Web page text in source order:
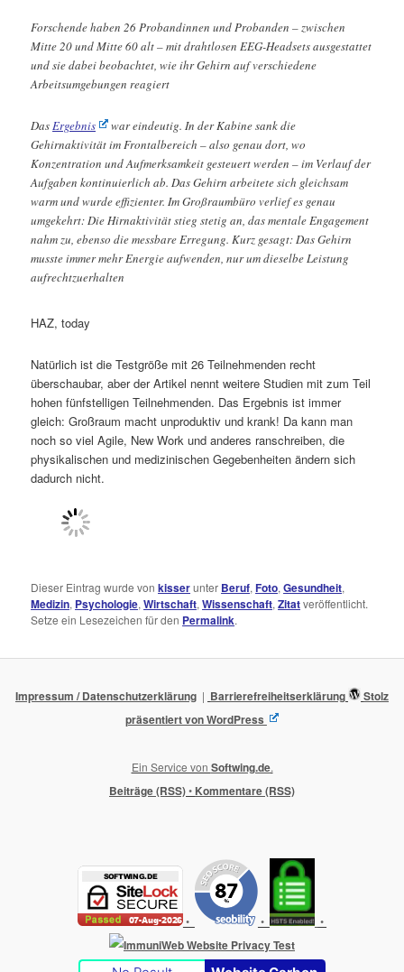
Forschende haben 26 Probandinnen und Probanden – zwischen
Mitte 20 und Mitte 60 alt – mit drahtlosen EEG-Headsets ausgestattet
und sie dabei beobachtet, wie ihr Gehirn auf verschiedene
Arbeitsumgebungen reagiert
DasErgebnis
war eindeutig. In der Kabine sank die
Gehirnaktivität im Frontalbereich – also genau dort, wo
Konzentration und Aufmerksamkeit gesteuert werden – im Verlauf der
Aufgaben kontinuierlich ab. Das Gehirn arbeitete sich gleichsam
warm und wurde effizienter. Im Großraumbüro verlief es genau
umgekehrt: Die Hirnaktivität stieg stetig an, das mentale Engagement
nahm zu, ebenso die messbare Erregung. Kurz gesagt: Das Gehirn
musste immer mehr Energie aufwenden, nur um dieselbe Leistung
aufrechtzuerhalten
HAZ, today
Natürlich ist die Testgröße mit 26 Teilnehmenden recht
überschaubar, aber der Artikel nennt weitere Studien mit zum Teil
hohen fünfstelligen Teilnehmenden. Das Ergebnis ist immer
gleich: Großraum macht unproduktiv und krank! Da kann man
noch so viel Agile, New Work und anderes ranschreiben, die
physikalischen und medizinischen Gegebenheiten ändern sich
dadurch nicht.
Dieser Eintrag wurde vonkisserunter Beruf,Foto,Gesundheit,
Medizin, Psychologie,Wirtschaft,Wissenschaft,Zitatveröffentlicht.
Setze ein Lesezeichen für den Permalink.
Impressum / Datenschutzerklärung Barrierefreiheitserklärung
Stolz
präsentiert von WordPress
Ein Service von Softwing.de.
Beiträge (RSS)• Kommentare (RSS)
• • •